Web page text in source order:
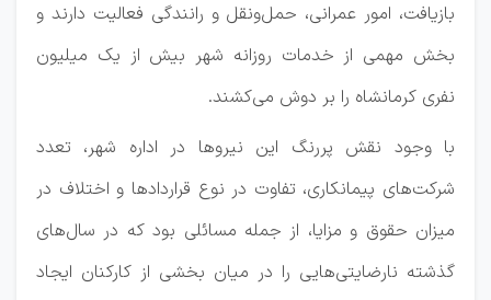
بازیافت، امور عمرانی، حمل‌ونقل و رانندگی فعالیت دارند و
بخش مهمی از خدمات روزانه شهر بیش از یک میلیون
نفری کرمانشاه را بر دوش می‌کشند.
با وجود نقش پررنگ این نیروها در اداره شهر، تعدد
شرکت‌های پیمانکاری، تفاوت در نوع قراردادها و اختلاف در
میزان حقوق و مزایا، از جمله مسائلی بود که در سال‌های
گذشته نارضایتی‌هایی را در میان بخشی از کارکنان ایجاد